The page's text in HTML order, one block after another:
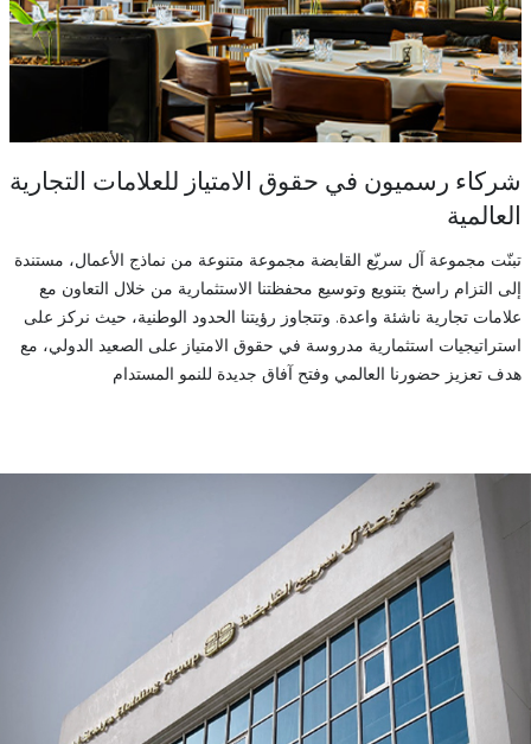
شركاء رسميون في حقوق الامتياز للعلامات التجارية
العالمية
تبنّت مجموعة آل سريّع القابضة مجموعة متنوعة من نماذج الأعمال، مستندة
إلى التزام راسخ بتنويع وتوسيع محفظتنا الاستثمارية من خلال التعاون مع
علامات تجارية ناشئة واعدة. وتتجاوز رؤيتنا الحدود الوطنية، حيث نركز على
استراتيجيات استثمارية مدروسة في حقوق الامتياز على الصعيد الدولي، مع
هدف تعزيز حضورنا العالمي وفتح آفاق جديدة للنمو المستدام